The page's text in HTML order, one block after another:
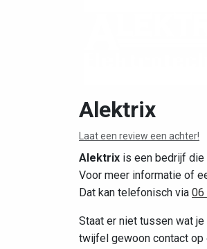
Alektrix
Laat een review een achter!
Alektrix is een bedrijf
Voor meer informatie of
Dat kan telefonisch via 06
Staat er niet tussen wat
twijfel gewoon contact op